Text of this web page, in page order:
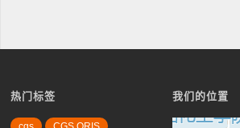
热门标签
cgs
CGS ORIS
我们的位置